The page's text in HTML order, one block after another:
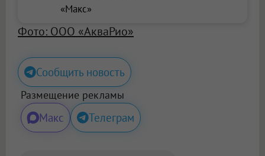
«Макс»
Фото: ООО «АкваРио»
Сообщить новость
Размещение рекламы
Макс Телеграм